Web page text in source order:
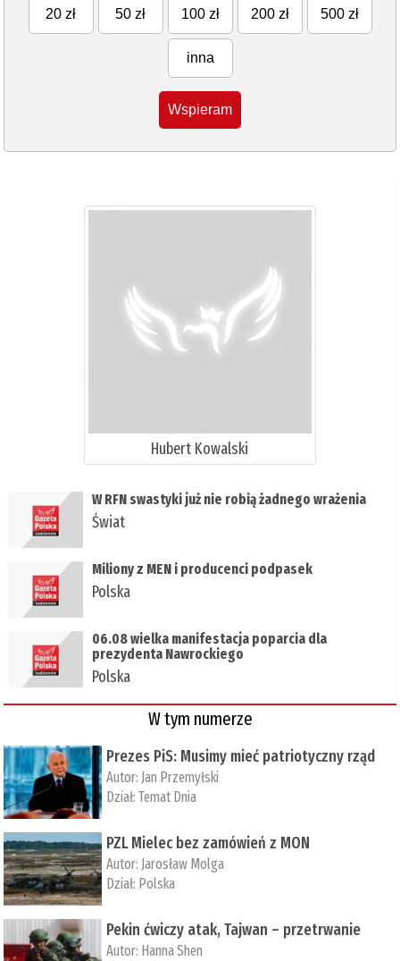
20 zł 50 zł 100 zł 200 zł 500 zł
inna
Wspieram
Hubert Kowalski
W RFN swastyki już nie robią żadnego wrażenia
Świat
Miliony z MEN i producenci podpasek
Polska
06.08 wielka manifestacja poparcia dla
prezydenta Nawrockiego
Polska
W tym numerze
Prezes PiS: Musimy mieć patriotyczny rząd
Autor: Jan Przemyłski
Dział:Temat Dnia
PZL Mielec bez zamówień z MON
Autor: Jarosław Molga
Dział: Polska
Pekin ćwiczy atak, Tajwan – przetrwanie
Autor: ­Hanna Shen